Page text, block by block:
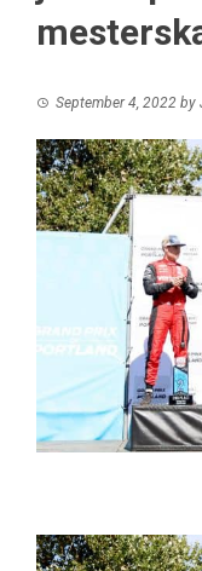
September 4, 2022 by